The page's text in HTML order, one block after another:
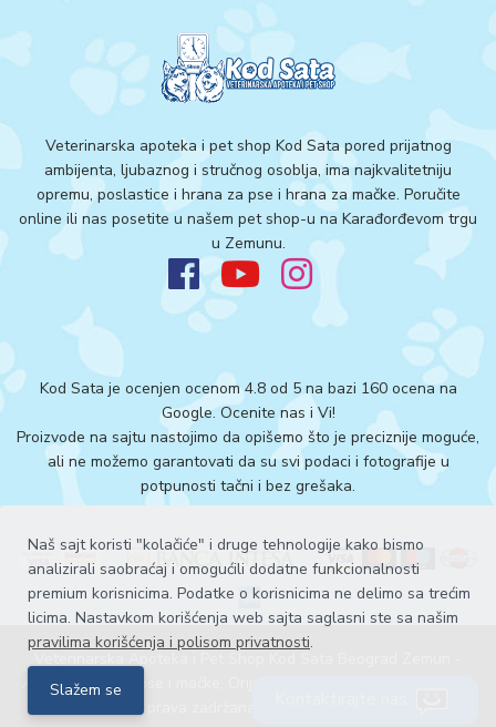
Naš sajt koristi "kolačiće" i druge tehnologije kako bismo
analizirali saobraćaj i omogućili dodatne funkcionalnosti
premium korisnicima. Podatke o korisnicima ne delimo sa trećim
licima. Nastavkom korišćenja web sajta saglasni ste sa našim
pravilima korišćenja i polisom privatnosti.
Slažem se
Veterinarska apoteka i pet shop Kod Sata pored prijatnog
ambijenta, ljubaznog i stručnog osoblja, ima najkvalitetniju
opremu, poslastice i hrana za pse i hrana za mačke. Poručite
online ili nas posetite u našem pet shop-u na Karađorđevom trgu
u Zemunu.
Kod Sata je ocenjen ocenom 4.8 od 5 na bazi 160 ocena na
Google.Ocenite nas i Vi!
Proizvode na sajtu nastojimo da opišemo što je preciznije moguće,
ali ne možemo garantovati da su svi podaci i fotografije u
potpunosti tačni i bez grešaka.
Acana hrana za pse i mačke, Orijen hrana za pse i mačke ©. Sva